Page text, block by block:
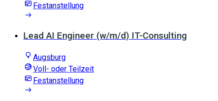
Festanstellung
Lead AI Engineer (w/m/d) IT-Consulting
Augsburg
Voll- oder Teilzeit
Festanstellung